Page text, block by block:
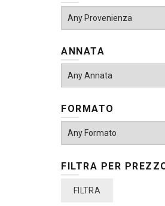
ANNATA
FORMATO
FILTRA PER
Prezzo
Prezzo
FILTRA